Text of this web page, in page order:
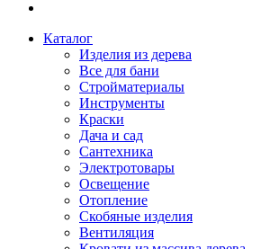
Каталог
Изделия из дерева
Все для бани
Стройматериалы
Инструменты
Краски
Дача и сад
Сантехника
Электротовары
Освещение
Отопление
Скобяные изделия
Вентиляция